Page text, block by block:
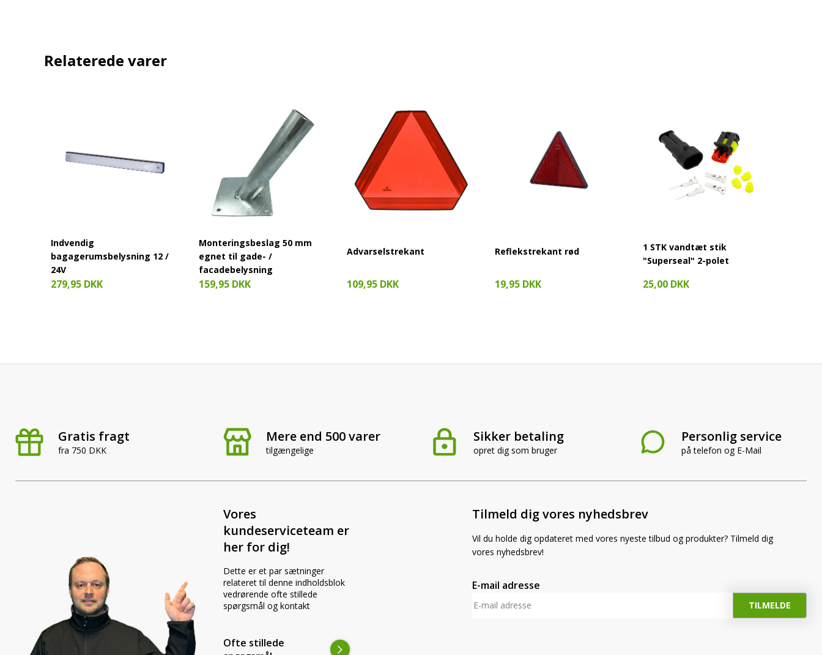
Relaterede varer
Indvendig
bagagerumsbelysning 12 /
24V
279,95 DKK
Monteringsbeslag 50 mm
egnet til gade- /
facadebelysning
159,95 DKK
Advarselstrekant
109,95 DKK
Reflekstrekant rød
19,95 DKK
1 STK vandtæt stik
"Superseal" 2-polet
25,00 DKK
Gratis fragt
fra 750 DKK
Mere end 500 varer
tilgængelige
Sikker betaling
opret dig som bruger
Personlig service
på telefon og E-Mail
Vores
kundeserviceteam er
her for dig!
Dette er et par sætninger
relateret til denne indholdsblok
vedrørende ofte stillede
spørgsmål og kontakt
Ofte stillede
Tilmeld dig vores nyhedsbrev
Vil du holde dig opdateret med vores nyeste tilbud og produkter? Tilmeld dig
vores nyhedsbrev!
E-mail adresse